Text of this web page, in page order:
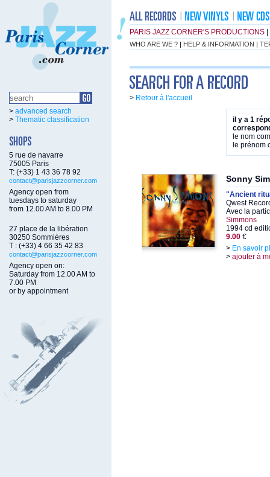
PARIS JAZZ CORNER'S PRODUCTIONS
WHO ARE WE ? | HELP & INFORMATION |
> advanced search
> Thematic classification
5 rue de navarre
75005 Paris
T: (+33) 1 43 36 78 92
contact@parisjazzcorner.com
Agency open from
tuesdays to saturday
from 12.00 AM to 8.00 PM
27 place de la libération
30250 Sommières
T : (+33) 4 66 35 42 83
contact@parisjazzcorner.com
Agency open on:
Saturday from 12.00 AM to
7.00 PM
or by appointment
> Retour à l'accueil
il y a 1
le nom
le prénom
Sonny
"Ancient
Qwest
Avec la
Simmons
1994 cd
9.00 €
> En savoir
> ajouter à